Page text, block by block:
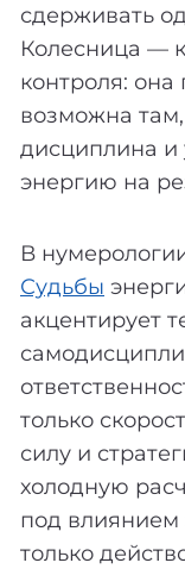
сдерживать
Колесница —
контроля: она
возможна там,
дисциплина и
энергию на
В
Судьбы
акцентирует
только
силу и
холодную
под влиянием
только